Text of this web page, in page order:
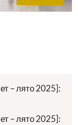
– лято 2025]:
– лято 2025]: